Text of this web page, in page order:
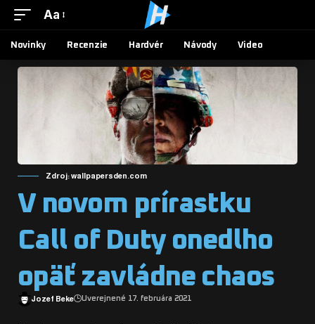
Aa
Novinky Recenzie Hardvér Návody Video
Zdroj: wallpapersden.com
V novom prírastku
Call of Duty onedlho
opäť zavládne chaos
Jozef Beke Uverejnené 17. februára 2021